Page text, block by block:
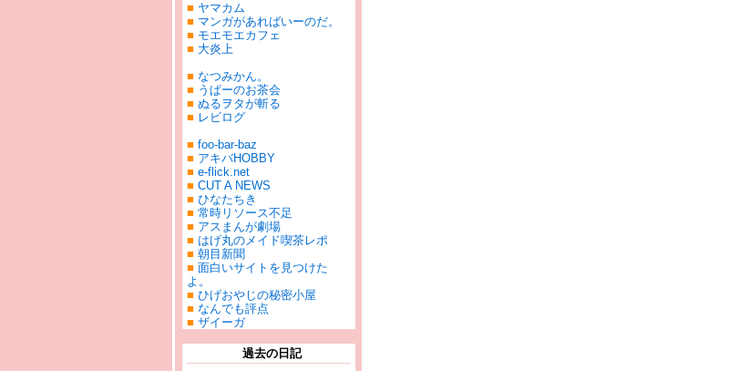
■ ヤマカム
■ マンガがあればいーのだ。
■ モエモエカフェ
■ 大炎上
■ なつみかん。
■ うぱーのお茶会
■ ぬるヲタが斬る
■ レビログ
■ foo-bar-baz
■ アキバHOBBY
■ e-flick.net
■ CUT A NEWS
■ ひなたちき
■ 常時リソース不足
■ アスまんが劇場
■ はげ丸のメイド喫茶レポ
■ 朝目新聞
■ 面白いサイトを見つけた
よ。
■ ひげおやじの秘密小屋
■ なんでも評点
■ ザイーガ
過去の日記